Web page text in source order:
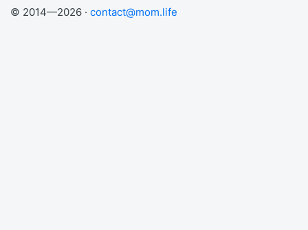
© 2014—2026 · contact@mom.life